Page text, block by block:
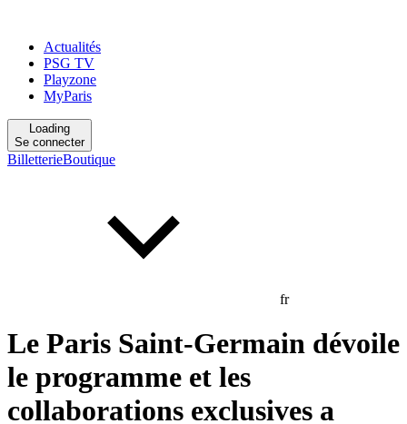
Actualités
PSG TV
Playzone
MyParis
Loading
Se connecter
BilletterieBoutique
fr
Le Paris Saint-Germain dévoile
le programme et les
collaborations exclusives a